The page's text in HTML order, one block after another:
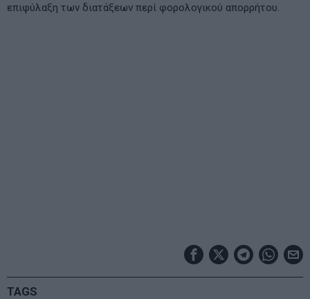
επιφύλαξη των διατάξεων περί φορολογικού απορρήτου.
TAGS